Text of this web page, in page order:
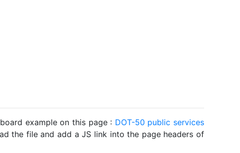
example on this page : DOT-50 public services
the file and add a JS link into the page headers of